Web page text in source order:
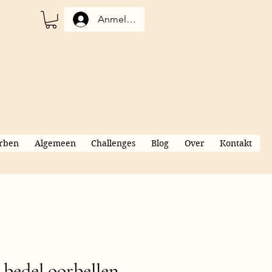
Anmelden
Algemeen Challenges Blog Over Kontakt